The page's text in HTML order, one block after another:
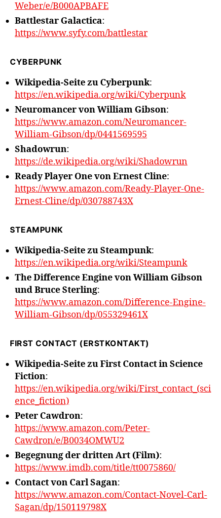
Weber/e/B000APBAFE
Battlestar Galactica:
https://www.syfy.com/battlestar
CYBERPUNK
Wikipedia-Seite zu Cyberpunk:
https://en.wikipedia.org/wiki/Cyberpunk
Neuromancer von William Gibson:
https://www.amazon.com/Neuromancer-
William-Gibson/dp/0441569595
Shadowrun:
https://de.wikipedia.org/wiki/Shadowrun
Ready Player One von Ernest Cline:
https://www.amazon.com/Ready-Player-One-
Ernest-Cline/dp/030788743X
STEAMPUNK
Wikipedia-Seite zu Steampunk:
https://en.wikipedia.org/wiki/Steampunk
The Difference Engine von William Gibson
und Bruce Sterling:
https://www.amazon.com/Difference-Engine-
William-Gibson/dp/055329461X
FIRST CONTACT (ERSTKONTAKT)
Wikipedia-Seite zu First Contact in Science
Fiction:
https://en.wikipedia.org/wiki/First_contact_(sci
ence_fiction)
Peter Cawdron:
https://www.amazon.com/Peter-
Cawdron/e/B0034OMWU2
Begegnung der dritten Art (Film):
https://www.imdb.com/title/tt0075860/
Contact von Carl Sagan:
https://www.amazon.com/Contact-Novel-Carl-
Sagan/dp/150119798X